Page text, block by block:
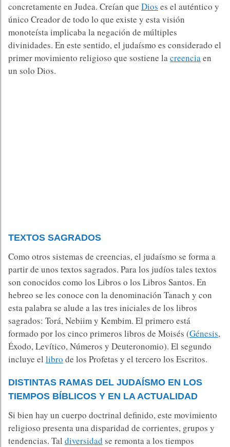
concretamente en Judea. Creían que Dios es el auténtico y
único Creador de todo lo que existe y esta visión
monoteísta implicaba la negación de múltiples
divinidades. En este sentido, el judaísmo es considerado el
primer movimiento religioso que sostiene lacreenciaen
un solo Dios.
TEXTOS SAGRADOS
Como otros sistemas de creencias, el judaísmo se forma a
partir de unos textos sagrados. Para los judíos tales textos
son conocidos como los Libros o los Libros Santos. En
hebreo se les conoce con la denominación Tanach y con
esta palabra se alude a las tres iniciales de los libros
sagrados: Torá, Nebiim y Kembim. El primero está
formado por los cinco primeros libros de Moisés (Génesis,
Éxodo, Levítico, Números y Deuteronomio). El segundo
incluye el libro de los Profetas y el tercero los Escritos.
DISTINTAS RAMAS DEL JUDAÍSMO EN LOS
TIEMPOS BÍBLICOS Y EN LA ACTUALIDAD
Si bien hay un cuerpo doctrinal definido, este movimiento
religioso presenta una disparidad de corrientes, grupos y
tendencias. Tal diversidad se remonta a los tiempos